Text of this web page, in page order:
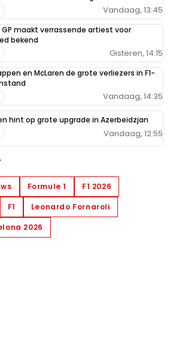
Vandaag, 13:45
maakt verrassende artiest voor
bekend
Gisteren, 14:15
en McLaren de grote verliezers in F1-
Vandaag, 14:35
hint op grote upgrade in Azerbeidzjan
Vandaag, 12:55
Formule 1
F1 2026
F1
Leonardo Fornaroli
2026